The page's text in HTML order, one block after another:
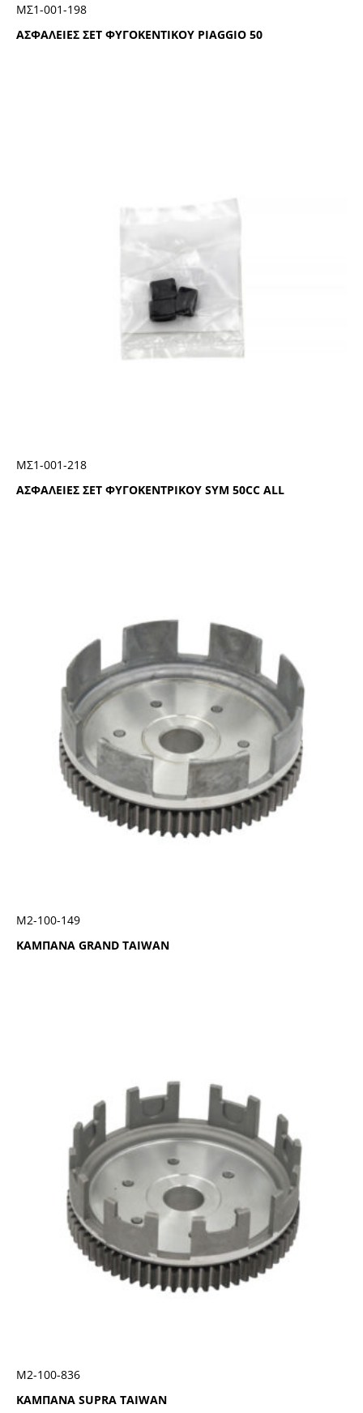
ΑΣΦΑΛΕΙΕΣ ΣΕΤ ΦΥΓΟΚΕΝΤΙΚΟΥ PIAGGIO 50
ΜΣ1-001-198
ΑΣΦΑΛΕΙΕΣ ΣΕΤ ΦΥΓΟΚΕΝΤΡΙΚΟΥ SYM 50CC ALL
ΜΣ1-001-218
ΚΑΜΠΑΝΑ GRAND TAIWAN
Μ2-100-149
ΚΑΜΠΑΝΑ SUPRA TAIWAN
Μ2-100-836